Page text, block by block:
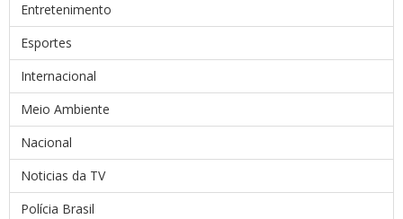
Entretenimento
Esportes
Internacional
Meio Ambiente
Nacional
Noticias da TV
Polícia Brasil